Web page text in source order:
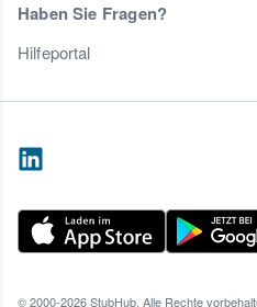
Haben Sie Fragen?
Hilfeportal
© 2000-2026 StubHub. Alle Rechte